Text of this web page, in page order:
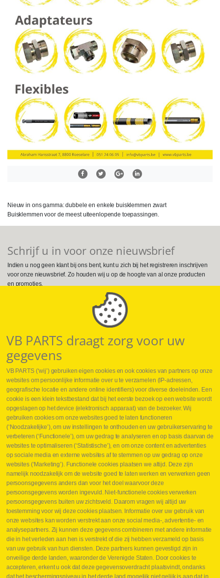
Nieuw in ons gamma: dubbele en enkele buisklemmen zwart
Buisklemmen voor de meest uiteenlopende toepassingen.
Schrijf u in voor onze nieuwsbrief
Indien u nog geen klant bij ons bent, kunt u zich bij het registreren inschrijven
voor onze nieuwsbrief. Zo houden wij u op de hoogte van al onze producten
en promoties.
Volg ons op Social Media
Webshop
Nieuws
Jobs
Contact
Leveringen
Drukcontrole set
Persmaten
Herstellen cilinders
Hoe opmeten?
Hydrogroepen
Hydraulische slangen
Contact VB Parts
Abraham Hansstraat 7 ,B-8800 Roeselare
Tel. +32 (0)51 24 06 05
E-mail info@vbparts.be
⏳ Laatste maand Webtec-promotie!
VB PARTS draagt zorg voor uw
gegevens
VB PARTS (‘wij’) gebruiken eigen cookies en ook cookies van partners op onze
websites om persoonlijke informatie over u te verzamelen (IP-adressen,
geografische locatie en andere online identifiers) voor diverse doeleinden. Een
cookie is een klein tekstbestand dat bij het eerste bezoek op een website wordt
opgeslagen op het device (elektronisch apparaat) van de bezoeker. Wij
gebruiken cookies om onze websites goed te laten functioneren
(‘Noodzakelijke’), om uw instellingen te onthouden en uw gebruikerservaring te
verbeteren (‘Functionele’), om uw gedrag te analyseren en op basis daarvan de
websites te optimaliseren (‘Statistische’), en om onze content en advertenties
op sociale media en externe websites af te stemmen op uw gedrag op onze
websites (‘Marketing’). Functionele cookies plaatsen we altijd. Deze zijn
namelijk noodzakelijk om de website goed te laten werken en verwerken geen
persoonsgegevens anders dan voor het doel waarvoor deze
persoonsgegevens worden ingevuld. Niet-functionele cookies verwerken
persoonsgegevens buiten uw zichtsveld. Daarom vragen wij altijd uw
toestemming voor wij deze cookies plaatsen. Informatie over uw gebruik van
onze websites kan worden verstrekt aan onze social media-, advertentie- en
analysepartners. Zij kunnen deze gegevens combineren met andere informatie
die in het verleden aan hen is verstrekt of die zij hebben verzameld op basis
van uw gebruik van hun diensten. Deze partners kunnen gevestigd zijn in
onveilige derde landen, waaronder de Verenigde Staten. Door cookies te
accepteren, erkent u ook dat deze gegevensoverdracht plaatsvindt, ondanks
dat het beschermingsniveau in het derde land mogelijk niet gelijk is aan dat in